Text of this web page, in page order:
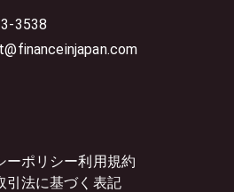
3538
ーポリシー利用規約
引法に基づく表記